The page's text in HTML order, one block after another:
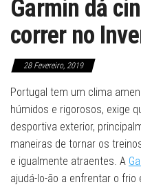
Garmin dá
correr no
28 Fevereiro, 2019
Portugal tem um clima
húmidos e rigorosos, exige
desportiva exterior,
maneiras de tornar os
e igualmente atraentes. A
ajudá-lo-ão a enfrentar o